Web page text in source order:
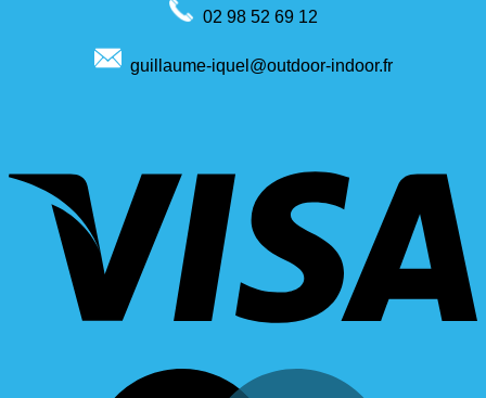
02 98 52 69 12
guillaume-iquel@outdoor-indoor.fr